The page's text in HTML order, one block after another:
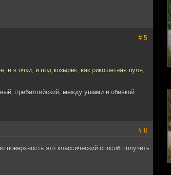
# 5
и в очки, и под козырёк, как рикошетная пуля,
прибалтийский, между ушами и обивкой
# 6
это классический способ получить